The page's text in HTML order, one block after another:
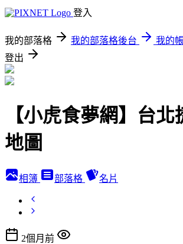
登入
我的部落格 我的部落格後台
我的
登出
【小虎食夢網】台
地圖
相簿 部落格 名片
2個月前